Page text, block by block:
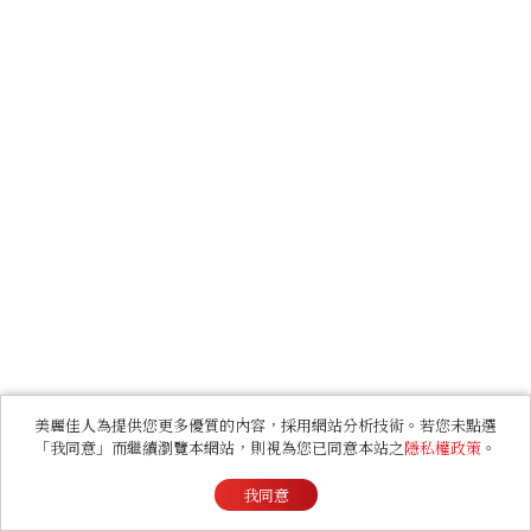
美麗佳人為提供您更多優質的內容，採用網站分析技術。若您未點選
「我同意」而繼續瀏覽本網站，則視為您已同意本站之隱私權政策 。
我同意